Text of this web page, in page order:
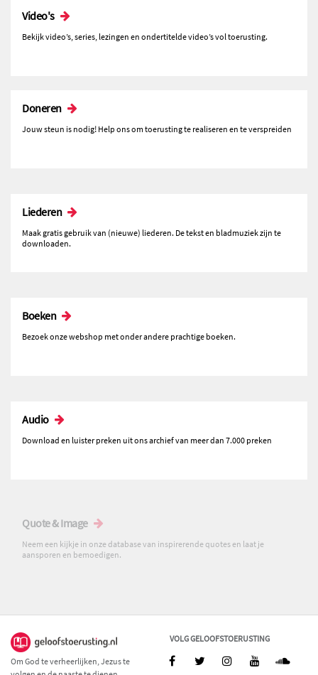
Video's
Bekijk video’s, series, lezingen en ondertitelde video’s vol toerusting.
Doneren
Jouw steun is nodig! Help ons om toerusting te realiseren en te verspreiden
Liederen
Maak gratis gebruik van (nieuwe) liederen. De tekst en bladmuziek zijn te
downloaden.
Boeken
Bezoek onze webshop met onder andere prachtige boeken.
Audio
Download en luister preken uit ons archief van meer dan 7.000 preken
Quote & Image
Neem een kijkje in onze database van inspirerende quotes en laat je
aansporen en bemoedigen.
Om God te verheerlijken, Jezus te
VOLG GELOOFSTOERUSTING